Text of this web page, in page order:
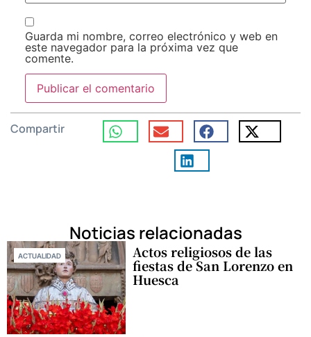
Guarda mi nombre, correo electrónico y web en
este navegador para la próxima vez que
comente.
Compartir
Noticias relacionadas
ACTUALIDAD Actos religiosos de las
fiestas de San Lorenzo en
Huesca